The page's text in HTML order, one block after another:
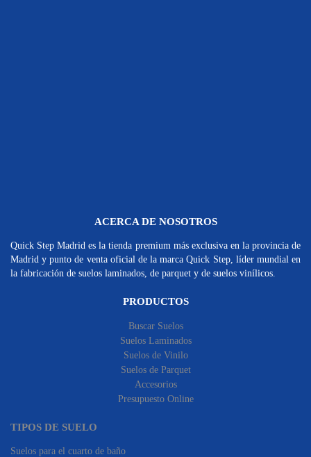
ACERCA DE NOSOTROS
Quick Step Madrid es la tienda premium más exclusiva en la provincia de
Madrid y punto de venta oficial de la marca Quick Step, líder mundial en
la fabricación de suelos laminados, de parquet y de suelos vinílicos.
PRODUCTOS
Buscar Suelos
Suelos Laminados
Suelos de Vinilo
Suelos de Parquet
Accesorios
Presupuesto Online
TIPOS DE SUELO
Suelos para el cuarto de baño